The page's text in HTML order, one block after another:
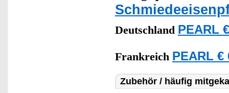
Deutschland PEARL
Frankreich PEARL €
Zubehör / häufig